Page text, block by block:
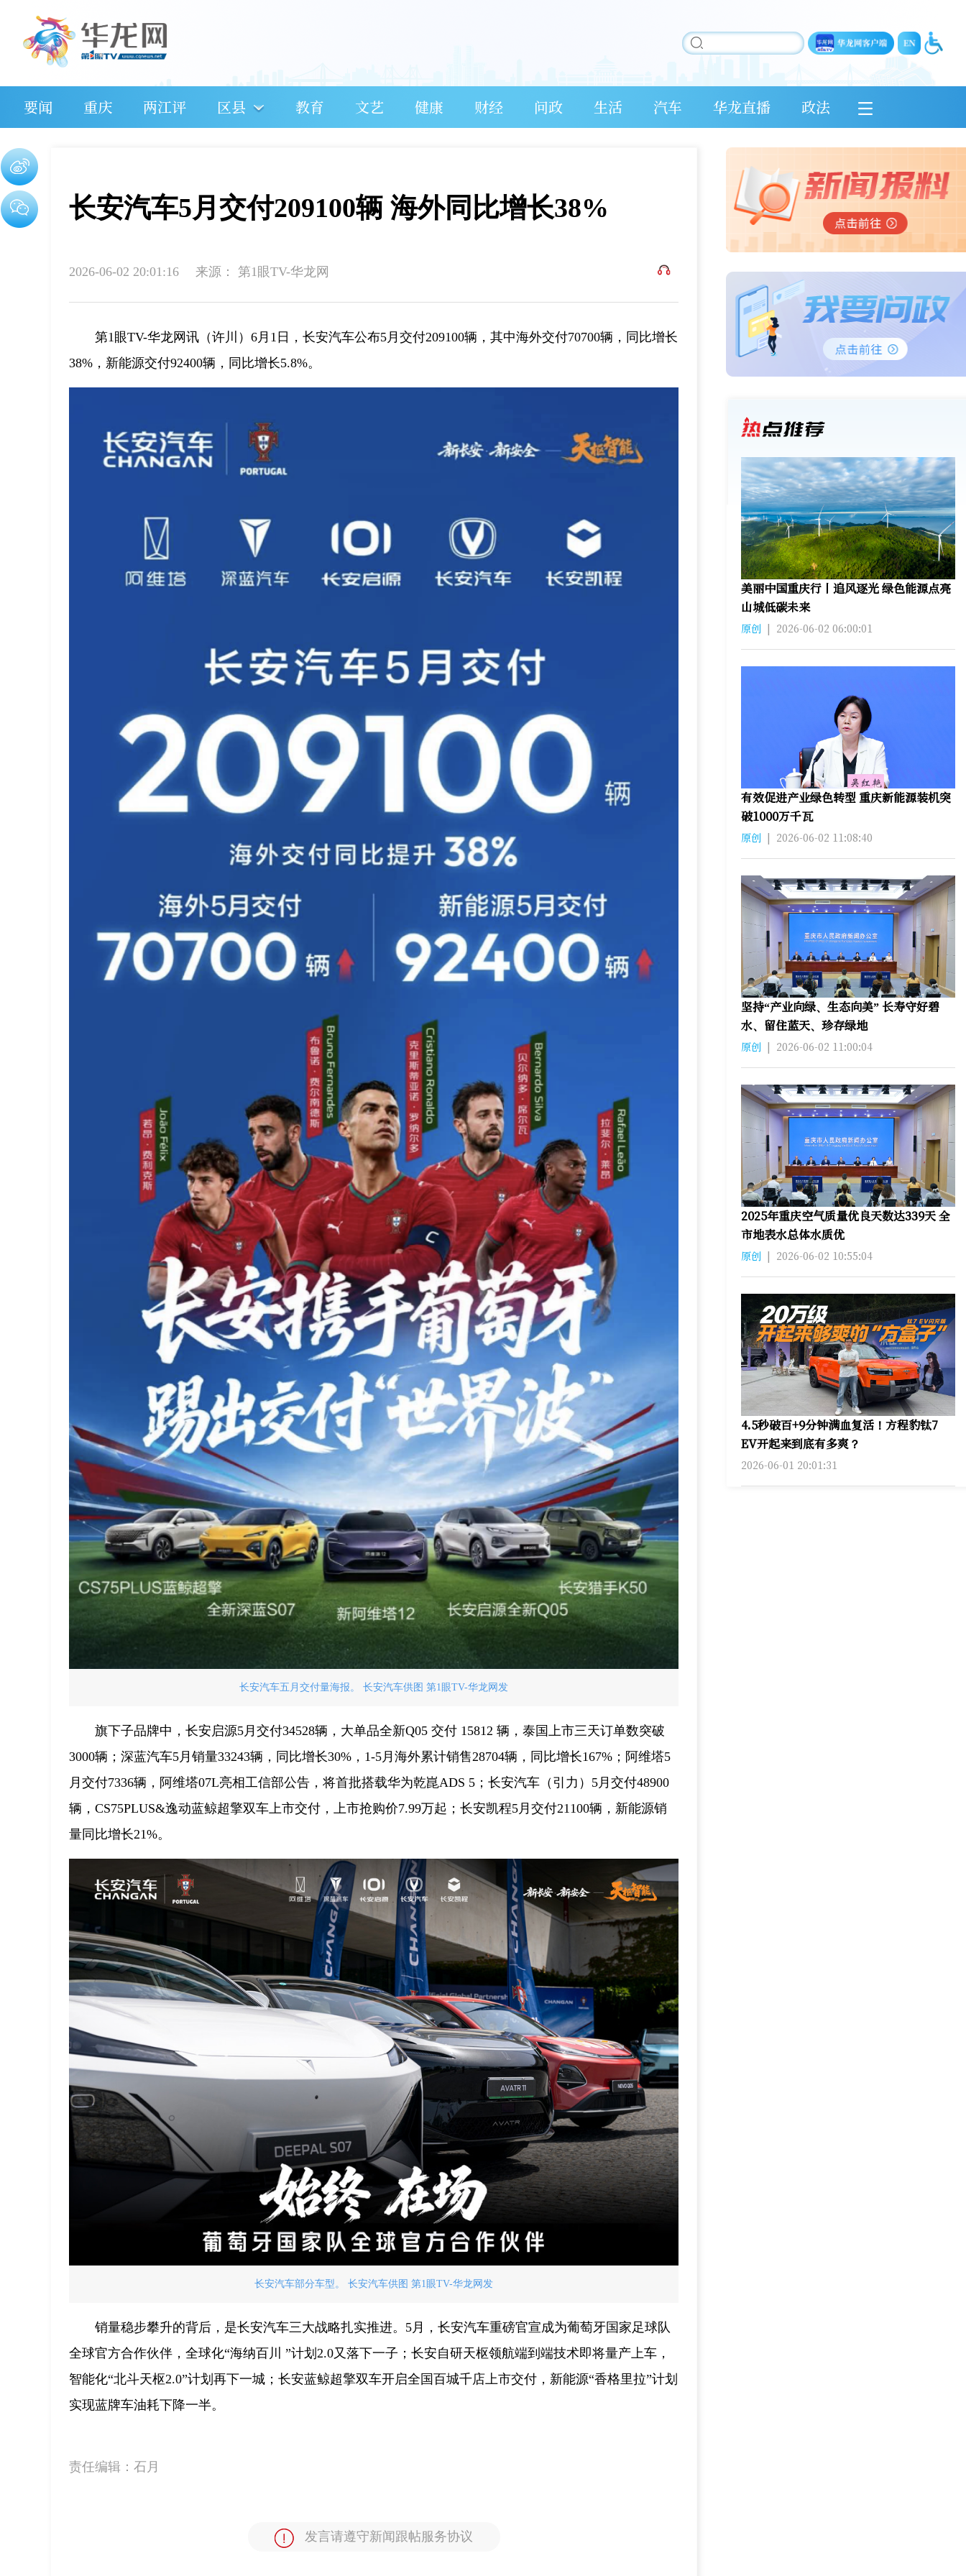
要闻 重庆 两江评 区县 教育 文艺 健康 财经 问政 生活 汽车 华龙直播 政法
长安汽车5月交付209100辆 海外同比增长38%
2026-06-02 20:01:16 来源： 第1眼TV-华龙网
第1眼TV-华龙网讯（许川）6月1日，长安汽车公布5月交付209100辆，其中海外交付70700辆，同比增长
38%，新能源交付92400辆，同比增长5.8%。
长安汽车五月交付量海报。 长安汽车供图 第1眼TV-华龙网发
旗下子品牌中，长安启源5月交付34528辆，大单品全新Q05 交付 15812 辆，泰国上市三天订单数突破
3000辆；深蓝汽车5月销量33243辆，同比增长30%，1-5月海外累计销售28704辆，同比增长167%；阿维塔5
月交付7336辆，阿维塔07L亮相工信部公告，将首批搭载华为乾崑ADS 5；长安汽车（引力）5月交付48900
辆，CS75PLUS&逸动蓝鲸超擎双车上市交付，上市抢购价7.99万起；长安凯程5月交付21100辆，新能源销
量同比增长21%。
长安汽车部分车型。 长安汽车供图 第1眼TV-华龙网发
销量稳步攀升的背后，是长安汽车三大战略扎实推进。5月，长安汽车重磅官宣成为葡萄牙国家足球队
全球官方合作伙伴，全球化“海纳百川 ”计划2.0又落下一子；长安自研天枢领航端到端技术即将量产上车，
智能化“北斗天枢2.0”计划再下一城；长安蓝鲸超擎双车开启全国百城千店上市交付，新能源“香格里拉”计划
实现蓝牌车油耗下降一半。
责任编辑： 石月
发言请遵守新闻跟帖服务协议
美丽中国重庆行丨追风逐光 绿色能源点亮
山城低碳未来
原创 | 2026-06-02 06:00:01
有效促进产业绿色转型 重庆新能源装机突
破1000万千瓦
原创 | 2026-06-02 11:08:40
坚持“产业向绿、生态向美” 长寿守好碧
水、留住蓝天、珍存绿地
原创 | 2026-06-02 11:00:04
2025年重庆空气质量优良天数达339天 全
市地表水总体水质优
原创 | 2026-06-02 10:55:04
4.5秒破百+9分钟满血复活！方程豹钛7
EV开起来到底有多爽？
2026-06-01 20:01:31